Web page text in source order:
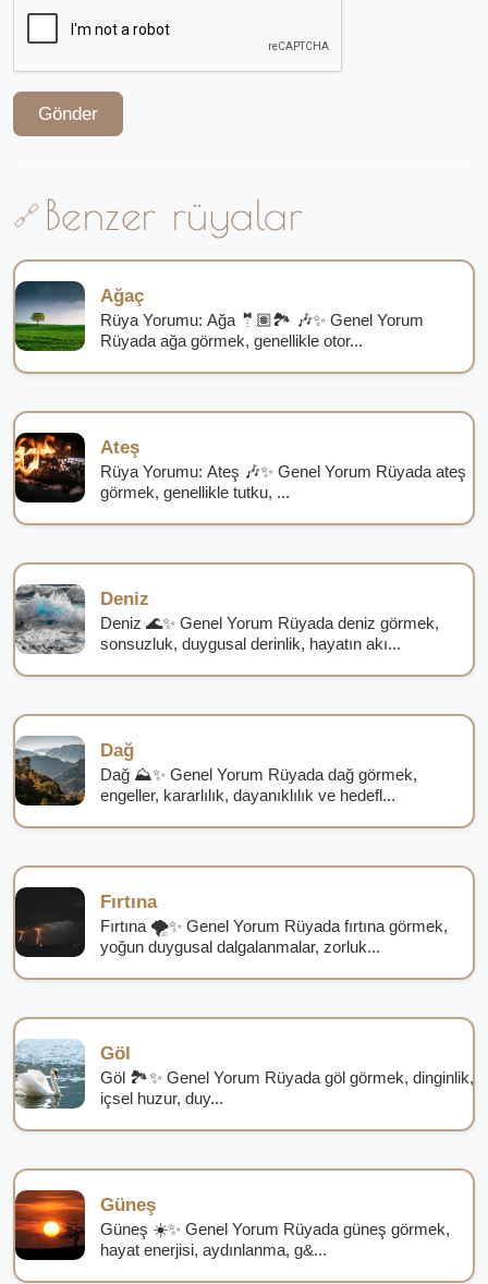
Gönder
Benzer rüyalar
Ağaç
Rüya Yorumu: Ağa 🤵🏽🏞️ 🎶✨ Genel Yorum
Rüyada ağa görmek, genellikle otor...
Ateş
Rüya Yorumu: Ateş 🎶✨ Genel Yorum Rüyada ateş
görmek, genellikle tutku, ...
Deniz
Deniz 🌊✨ Genel Yorum Rüyada deniz görmek,
sonsuzluk, duygusal derinlik, hayatın akı...
Dağ
Dağ ⛰️✨ Genel Yorum Rüyada dağ görmek,
engeller, kararlılık, dayanıklılık ve hedefl...
Fırtına
Fırtına 🌪️✨ Genel Yorum Rüyada fırtına görmek,
yoğun duygusal dalgalanmalar, zorluk...
Göl
Göl 🏞️✨ Genel Yorum Rüyada göl görmek, dinginlik,
içsel huzur, duy...
Güneş
Güneş ☀️✨ Genel Yorum Rüyada güneş görmek,
hayat enerjisi, aydınlanma, g&...